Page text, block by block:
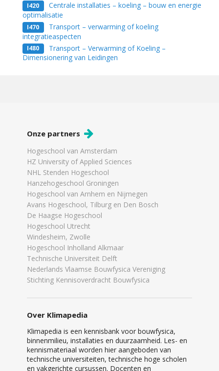
I420
Centrale installaties – koeling – bouw en energie
optimalisatie
I470
Transport – verwarming of koeling
integratieaspecten
I480
Transport – Verwarming of Koeling –
Dimensionering van Leidingen
Onze partners
Hogeschool van Amsterdam
HZ University of Applied Sciences
NHL Stenden Hogeschool
Hanzehogeschool Groningen
Hogeschool van Arnhem en Nijmegen
Avans Hogeschool, Tilburg en Den Bosch
De Haagse Hogeschool
Hogeschool Utrecht
Windesheim, Zwolle
Hogeschool Inholland Alkmaar
Technische Universiteit Delft
Nederlands Vlaamse Bouwfysica Vereniging
Stichting Kennisoverdracht Bouwfysica
Over Klimapedia
Klimapedia is een kennisbank voor bouwfysica,
binnenmilieu, installaties en duurzaamheid. Les- en
kennismateriaal worden hier aangeboden van
technische universiteiten, technische hoge scholen
en vakgerichte cursussen. Docenten en